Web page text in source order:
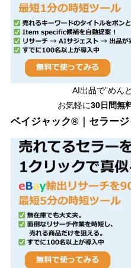
AI出品で”めん
お気軽に30日間無
ベイジャック®｜セラージ